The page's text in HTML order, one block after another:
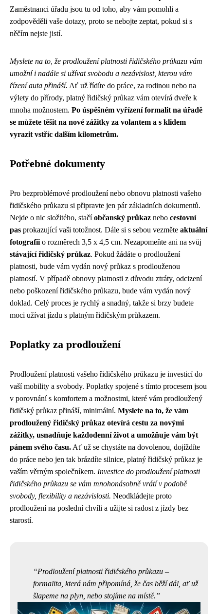
Zaměstnanci úřadu jsou tu od toho, aby vám pomohli a
zodpověděli vaše dotazy, proto se nebojte zeptat, pokud si s
něčím nejste jistí.
Myslete na to, že prodloužení platnosti řidičského průkazu vám
umožní i nadále si užívat svobodu a nezávislost, kterou vám
řízení auta přináší. Ať už řídíte do práce, za rodinou nebo na
výlety do přírody, platný řidičský průkaz vám otevírá dveře k
mnoha možnostem. Po úspěšném vyřízení formalit na úřadě
se můžete těšit na nové zážitky za volantem a s klidem
vyrazit vstříc dalším kilometrům.
Potřebné dokumenty
Pro bezproblémové prodloužení nebo obnovu platnosti vašeho
řidičského průkazu si připravte jen pár základních dokumentů.
Nejde o nic složitého, stačíobčanský průkaz nebo cestovní
pas prokazující vaši totožnost. Dále si s sebou vezměte aktuální
fotografii o rozměrech 3,5 x 4,5 cm. Nezapomeňte ani na svůj
stávající řidičský průkaz. Pokud žádáte o prodloužení
platnosti, bude vám vydán nový průkaz s prodlouženou
platností. V případě obnovy platnosti z důvodu ztráty, odcizení
nebo poškození řidičského průkazu, bude vám vydán nový
doklad. Celý proces je rychlý a snadný, takže si brzy budete
moci užívat jízdu s platným řidičským průkazem.
Poplatky za prodloužení
Prodloužení platnosti vašeho řidičského průkazu je investicí do
vaší mobility a svobody. Poplatky spojené s tímto procesem jsou
v porovnání s komfortem a možnostmi, které vám prodloužený
řidičský průkaz přináší, minimální. Myslete na to, že vám
prodloužený řidičský průkaz otevírá cestu za novými
zážitky, usnadňuje každodenní život a umožňuje vám být
pánem svého času. Ať už se chystáte na dovolenou, dojíždíte
do práce nebo jen tak brázdíte silnice, platný řidičský průkaz je
vaším věrným společníkem. Investice do prodloužení platnosti
řidičského průkazu se vám mnohonásobně vrátí v podobě
svobody, flexibility a nezávislosti. Neodkládejte proto
prodloužení na poslední chvíli a užijte si radost z jízdy bez
starostí.
Prodloužení platnosti řidičského průkazu –
formalita, která nám připomíná, že čas běží dál, ať už
šlapeme na plyn, nebo stojíme na místě.